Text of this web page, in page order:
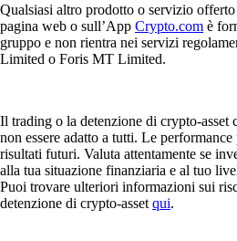
Qualsiasi altro prodotto o servizio
pagina web o sull’App Crypto.com è
gruppo e non rientra nei servizi
Limited o Foris MT Limited.
Il trading o la detenzione di crypto-asset
non essere adatto a tutti. Le performance
risultati futuri. Valuta attentamente se
alla tua situazione finanziaria e al tuo
Puoi trovare ulteriori informazioni sui
detenzione di crypto-asset qui.